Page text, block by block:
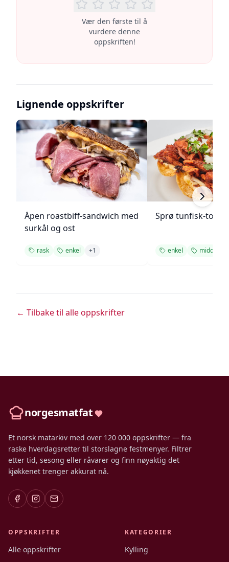
Vær den første til å
vurdere denne
oppskriften!
Lignende oppskrifter
Åpen roastbiff-sandwich med
surkål og ost
rask enkel +1
Sprø tunfisk-
enkel middag
← Tilbake til alle oppskrifter
norgesmatfat
Et norsk matarkiv med over 120 000 oppskrifter — fra
raske hverdagsretter til storslagne festmenyer. Filtrer
etter tid, sesong eller råvarer og finn nøyaktig det
kjøkkenet trenger akkurat nå.
OPPSKRIFTER
Alle oppskrifter
KATEGORIER
Kylling